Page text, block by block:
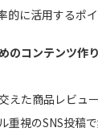
的に活用するポ
のコンテンツ作
えた商品レビュ
重視のSNS投稿